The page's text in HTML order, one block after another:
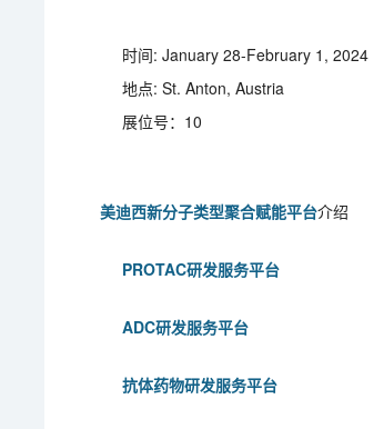
时间: January 28-February 1, 2024
地点: St. Anton, Austria
展位号：10
美迪西新分子类型聚合赋能平台介绍
PROTAC研发服务平台
ADC研发服务平台
抗体药物研发服务平台